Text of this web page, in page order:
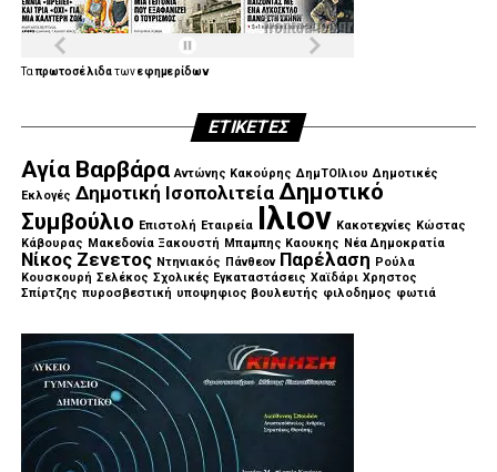
Ταπρωτοσέλιδατωνεφημερίδων
ΕΤΙΚΈΤΕΣ
Αγία Βαρβάρα Αντώνης Κακούρης ΔημΤΟΙλιου Δημοτικές
Εκλογές Δημοτική Ισοπολιτεία Δημοτικό
Συμβούλιο Επιστολή Εταιρεία Ιλιον Κακοτεχνίες Κώστας
Κάβουρας Μακεδονία Ξακουστή Μπαμπης Καουκης Νέα Δημοκρατία
Νίκος Ζενετος Ντηνιακός Πάνθεον Παρέλαση Ρούλα
Κουσκουρή Σελέκος Σχολικές Εγκαταστάσεις Χαϊδάρι Χρηστος
Σπίρτζης πυροσβεστική υποψηφιος βουλευτής φιλοδημος φωτιά